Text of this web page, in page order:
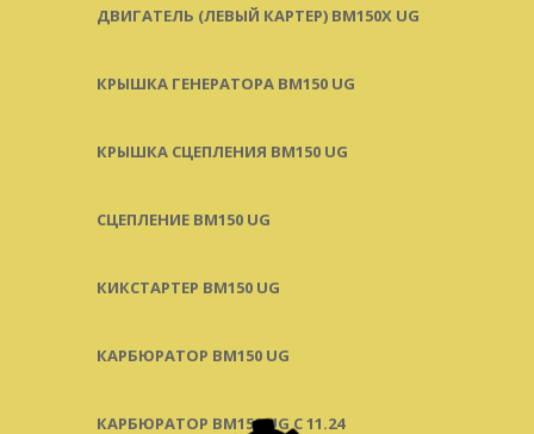
ДВИГАТЕЛЬ (ЛЕВЫЙ КАРТЕР) BM150X UG
КРЫШКА ГЕНЕРАТОРА BM150 UG
КРЫШКА СЦЕПЛЕНИЯ BM150 UG
СЦЕПЛЕНИЕ BM150 UG
КИКСТАРТЕР BM150 UG
КАРБЮРАТОР BM150 UG
КАРБЮРАТОР BM150 UG С 11.24